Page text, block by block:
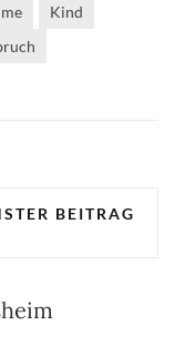
Kind
BEITRAG